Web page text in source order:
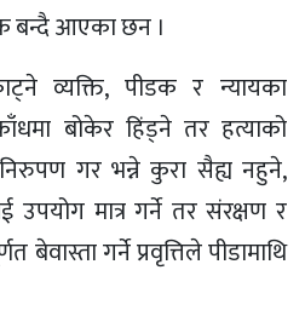
बन्दै आएका छन ।
व्यक्ति, पीडक र न्यायका
बोकेर हिंड्ने तर हत्याको
गर भन्ने कुरा सैह्य नहुने,
उपयोग मात्र गर्ने तर संरक्षण र
बेवास्ता गर्ने प्रवृत्तिले पीडामाथि